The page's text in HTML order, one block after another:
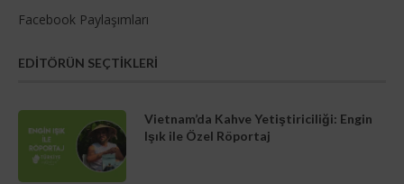
Facebook Paylaşımları
EDITÖRÜN SEÇTIKLERI
Vietnam’da Kahve Yetiştiriciliği: Engin
Işık ile Özel Röportaj